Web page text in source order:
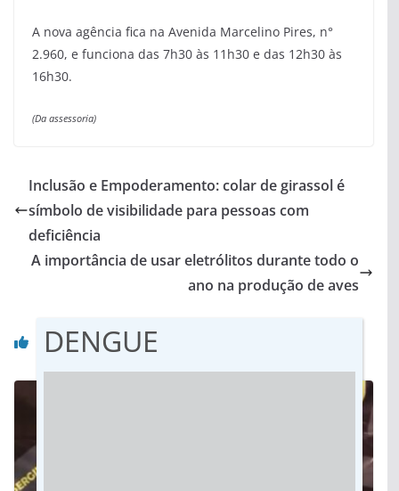
A nova agência fica na Avenida Marcelino Pires, n°
2.960, e funciona das 7h30 às 11h30 e das 12h30 às
16h30.
(Da assessoria)
Inclusão e Empoderamento: colar de girassol é
símbolo de visibilidade para pessoas com
deficiência
A importância de usar eletrólitos durante todo o
ano na produção de aves
Você pode gostar também
DENGUE